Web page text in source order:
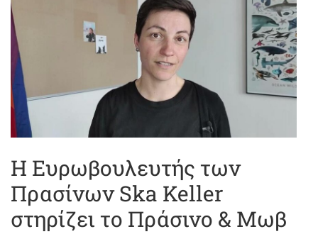
Η Ευρωβουλευτής των
Πρασίνων Ska Keller
στηρίζει το Πράσινο & Μωβ